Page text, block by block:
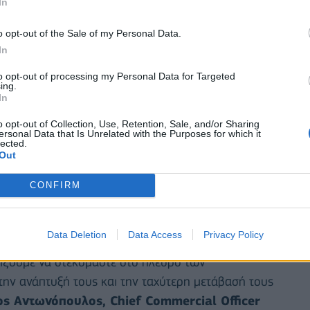
opt-out of the Sale of my Personal Data.
opt-out of processing my Personal Data for Targeted
opt-out of Collection, Use, Retention, Sale, and/or Sharing
Data that Is Unrelated with the Purposes for which it
CONFIRM
Data Deletion Data Access Privacy Policy
των οχημάτων της επιχείρησης σε
POS, μια ολοκληρωμένη λύση για επαγγελματίες
για να χρησιμοποιούν το κινητό τους ως
από όλες τις κάρτες
Business Online για να αποκτήσουν ψηφιακή
παραγγελία φαγητού άνω των 20€ για όλα τα
λύσεις που ανταποκρίνονται στις
Business προσφέρουμε ένα ευέλικτο
εξοικονόμηση κόστους, προηγμένα ψηφιακά
να στεκόμαστε στο πλευρό των
ανάπτυξή τους και την ταχύτερη μετάβασή τους
Αντωνόπουλος, Chief Commercial Officer